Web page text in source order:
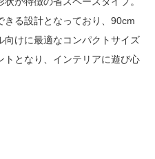
きる設計となっており、90cm
向けに最適なコンパクトサイズ
トとなり、インテリアに遊び心